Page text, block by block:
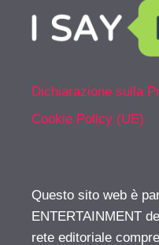
Dichiarazione sulla
Cookie Policy (UE)
Questo sito web è
ENTERTAINMENT
rete editoriale